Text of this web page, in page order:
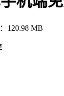
120.98 MB